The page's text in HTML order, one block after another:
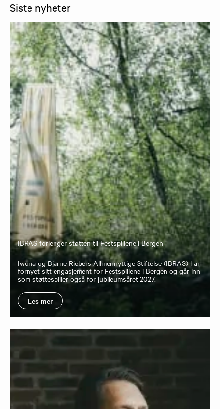
Siste nyheter
IBRAS forlenger støtten til Festspillene i Bergen
Iwona og Bjarne Riebers Allmennyttige Stiftelse (IBRAS) har
fornyet sitt engasjement for Festspillene i Bergen og går inn
som støttespiller også for jubileumsåret 2027.
Les mer